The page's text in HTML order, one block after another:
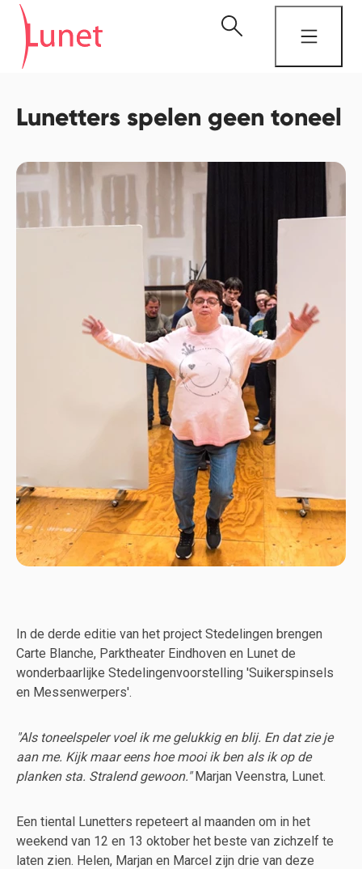
Lunetters spelen geen toneel
In de derde editie van het project Stedelingen brengen
Carte Blanche, Parktheater Eindhoven en Lunet de
wonderbaarlijke Stedelingenvoorstelling 'Suikerspinsels
en Messenwerpers'.
"Als toneelspeler voel ik me gelukkig en blij. En dat zie je
aan me. Kijk maar eens hoe mooi ik ben als ik op de
planken sta. Stralend gewoon."Marjan Veenstra, Lunet.
Een tiental Lunetters repeteert al maanden om in het
weekend van 12 en 13 oktober het beste van zichzelf te
laten zien. Helen, Marjan en Marcel zijn drie van deze